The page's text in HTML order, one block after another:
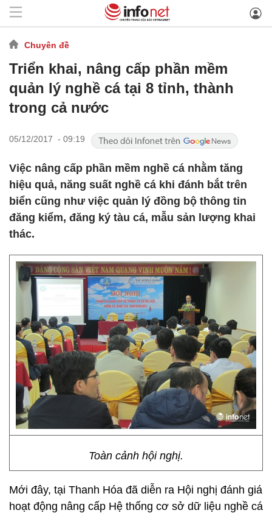
Chuyên đề
Triển khai, nâng cấp phần mềm
quản lý nghề cá tại 8 tỉnh, thành
trong cả nước
05/12/2017 - 09:19
Việc nâng cấp phần mềm nghề cá nhằm tăng
hiệu quả, năng suất nghề cá khi đánh bắt trên
biển cũng như việc quản lý đồng bộ thông tin
đăng kiểm, đăng ký tàu cá, mẫu sản lượng khai
thác.
Toàn cảnh hội nghị.
Mới đây, tại Thanh Hóa đã diễn ra Hội nghị đánh giá
hoạt động nâng cấp Hệ thống cơ sở dữ liệu nghề cá